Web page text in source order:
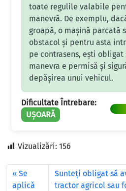
toate regulile valabile
manevră. De exemplu,
groapă, o mașină parcată
obstacol și pentru asta
pe contrasens, ești obligat
manevra e permisă și
depășirea unui vehicul.
Dificultate Întrebare:
UȘOARĂ
Vizualizări: 156
Se
aplică
Sunteți obligat să
tractor agricol sau